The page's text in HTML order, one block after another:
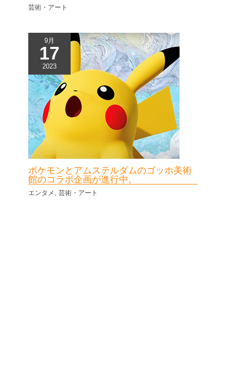
芸術・アート
9月
17
2023
ポケモンとアムステルダムのゴッホ美術
館のコラボ企画が進行中。
エンタメ ,芸術・アート